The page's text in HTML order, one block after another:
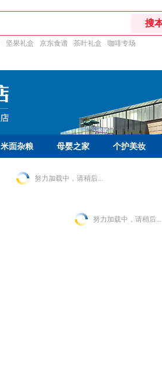
坚果礼盒 京东食谱 茶叶礼盒 咖啡专场
米面杂粮 母婴之家 个护美妆
努力加载中，请稍后...
努力加载中，请稍后...